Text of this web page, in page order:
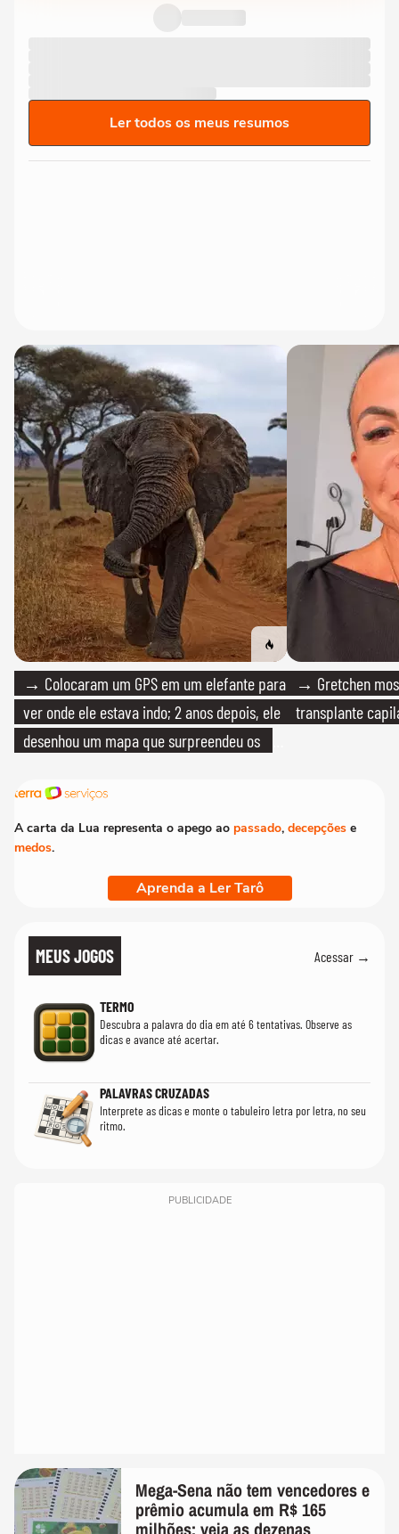
Ler todos os meus resumos
→ Colocaram um GPS em um elefante para
ver onde ele estava indo; 2 anos depois, ele
desenhou um mapa que surpreendeu os
→ Gretchen
transplante
A carta da Lua representa o apego ao passado, decepções e
medos.
Aprenda a Ler Tarô
MEUS JOGOS Acessar →
TERMO
Descubra a palavra do dia em até 6 tentativas. Observe as
dicas e avance até acertar.
PALAVRAS CRUZADAS
Interprete as dicas e monte o tabuleiro letra por letra, no seu
ritmo.
PUBLICIDADE
Mega-Sena não tem vencedores e
prêmio acumula em R$ 165
milhões; veja as dezenas